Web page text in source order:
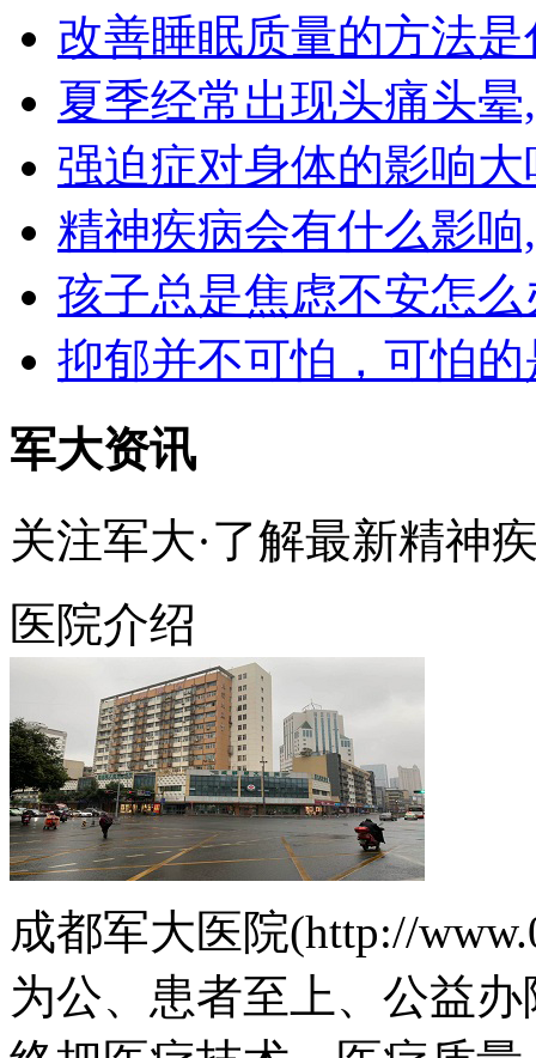
改善睡眠质量的方法
夏季经常出现头痛头
强迫症对身体的影响
精神疾病会有什么影
孩子总是焦虑不安怎
抑郁并不可怕，可怕
军大资讯
关注军大·了解最新精神
医院介绍
成都军大医院(http://
为公、患者至上、公益